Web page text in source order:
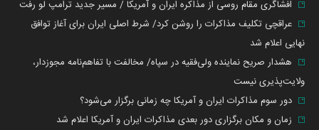
افشاگری مقام روسی از مذاکره ایران و آمریکا / مسیر جدید ترامپ لو رفت
عراقچی تکلیف مذاکرات را روشن کرد/ شرط اصلی ایران برای آغاز توافق
نهایی اعلام شد
هشدار صریح نماینده ولی‌فقیه در سپاه/ مخالفت با تفاهم‌نامه مجوزدار،
ولایت‌پذیری نیست
دور سوم مذاکرات ایران و آمریکا چه زمانی برگزار می‌شود؟
زمان و مکان برگزاری دور بعدی مذاکرات ایران و آمریکا اعلام شد